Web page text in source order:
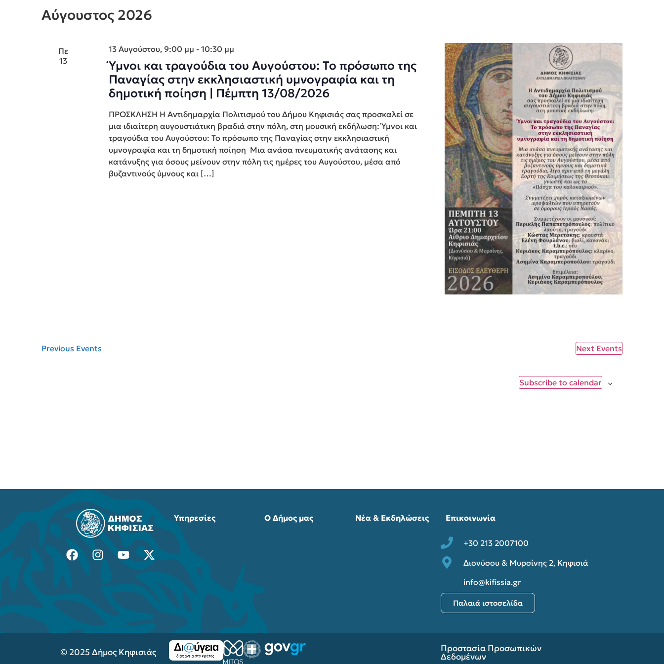
Navigation
Αύγουστος 2026
Πε
13
Ύμνοι και τραγούδια του Αυγούστου: Το πρόσωπο της
Παναγίας στην εκκλησιαστική υμνογραφία και τη
δημοτική ποίηση | Πέμπτη 13/08/2026
13 Αυγούστου, 9:00 μμ - 10:30 μμ
ΠΡΟΣΚΛΗΣΗ Η Αντιδημαρχία Πολιτισμού του Δήμου Κηφισιάς σας προσκαλεί σε
μια ιδιαίτερη αυγουστιάτικη βραδιά στην πόλη, στη μουσική εκδήλωση: Ύμνοι και
τραγούδια του Αυγούστου: Το πρόσωπο της Παναγίας στην εκκλησιαστική
υμνογραφία και τη δημοτική ποίηση Μια ανάσα πνευματικής ανάτασης και
κατάνυξης για όσους μείνουν στην πόλη τις ημέρες του Αυγούστου, μέσα από
βυζαντινούς ύμνους και […]
Previous Events Next Events
Subscribe to calendar
Υπηρεσίες Ο Δήμος μας Νέα & Εκδηλώσεις Επικοινωνία
+30 213 2007100
Διονύσου & Μυρσίνης 2, Κηφισιά
info@kifissia.gr
Παλαιά ιστοσελίδα
© 2025 Δήμος Κηφισιάς Προστασία Προσωπικών
Δεδομένων